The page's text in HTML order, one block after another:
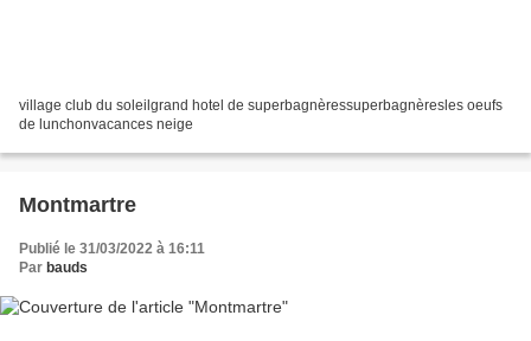
village club du soleilgrand hotel de superbagnèressuperbagnèresles oeufs
de lunchonvacances neige
Montmartre
Publié le 31/03/2022 à 16:11
Par bauds